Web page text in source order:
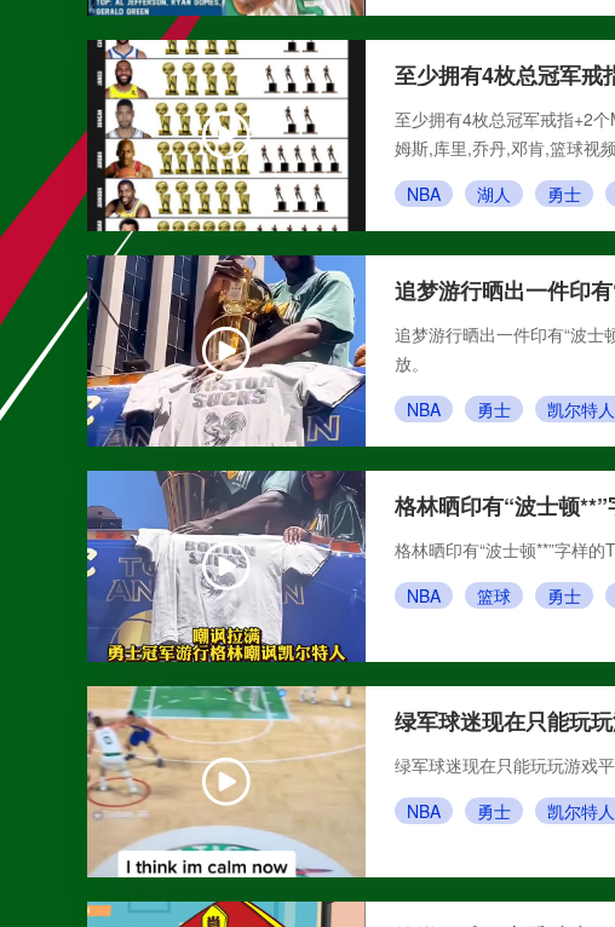
至少拥有4枚总冠军戒
至少拥有4枚总冠军戒指+2
姆斯,库里,乔丹,邓肯,篮球视
NBA
湖人 勇士
追梦游行晒出一件印
追梦游行晒出一件印有“波士
放。
NBA
勇士 凯尔特人
格林晒印有“波士顿
格林晒印有“波士顿**”字样
NBA 篮球 勇士
绿军球迷现在只能玩
绿军球迷现在只能玩玩游戏
NBA 勇士 凯尔特人